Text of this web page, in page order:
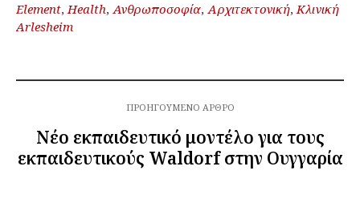
Element,Health, Ανθρωποσοφία, Αρχιτεκτονική,Κλινική
Arlesheim
ΠΡΟΗΓΟΎΜΕΝΟ ΆΡΘΡΟ
Νέο εκπαιδευτικό μοντέλο για τους
εκπαιδευτικούς Waldorf στην Ουγγαρία